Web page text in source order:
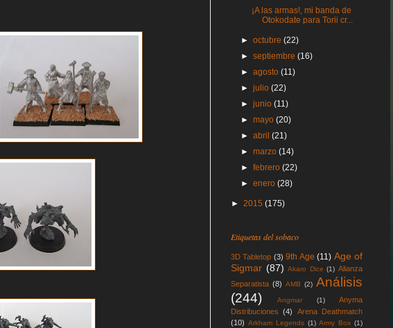
¡A las armas!, mi banda de
Otokodate para Torii cr...
►octubre(22)
►septiembre(16)
►agosto(11)
►julio(22)
►junio(11)
►mayo(20)
►abril(21)
►marzo(14)
►febrero(22)
►enero(28)
► 2015 (175)
Etiquetas del sobaco
3D Tabletop (3) 9th Age (11) Age of
Sigmar (87) Akaro Dice (1) Alianza
Separatista (8) AMB (2) Análisis
(244)
Angmar (1)
Anyma
Distribuciones
(4)
Arena Deathmatch
(10) Arkham Legends (1) Army Box (1)